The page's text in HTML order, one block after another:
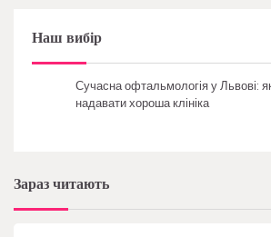
Наш вибір
Сучасна офтальмологія у Львові:
надавати хороша клініка
Зараз читають